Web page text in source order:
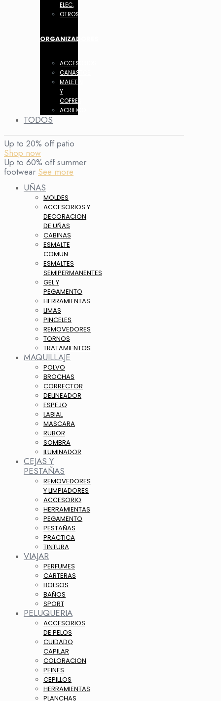
ELEC.
OTROS
ORGANIZADORES
ACCESORIOS
CANASTOS
MALETIN
Y
COFRES
ACRILICO
TODOS
Up to 20% off patio
Shop now
Up to 60% off summer
footwear See more
UÑAS
MOLDES
ACCESORIOS Y
DECORACION
DE UÑAS
CABINAS
ESMALTE
COMUN
ESMALTES
SEMIPERMANENTES
GEL Y
PEGAMENTO
HERRAMIENTAS
LIMAS
PINCELES
REMOVEDORES
TORNOS
TRATAMIENTOS
MAQUILLAJE
POLVO
BROCHAS
CORRECTOR
DELINEADOR
ESPEJO
LABIAL
MASCARA
RUBOR
SOMBRA
ILUMINADOR
CEJAS Y
PESTAÑAS
REMOVEDORES
Y LIMPIADORES
ACCESORIO
HERRAMIENTAS
PEGAMENTO
PESTAÑAS
PRACTICA
TINTURA
VIAJAR
PERFUMES
CARTERAS
BOLSOS
BAÑOS
SPORT
PELUQUERIA
ACCESORIOS
DE PELOS
CUIDADO
CAPILAR
COLORACION
PEINES
CEPILLOS
HERRAMIENTAS
PLANCHAS